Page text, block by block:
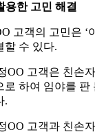
한 고민 해결
고객의 고민은 ‘
할 수 있다.
OO 고객은 친손
로 하여 임야를 판
.
OO 고객과 친손